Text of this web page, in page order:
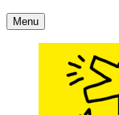
Accueil
Menu Contact